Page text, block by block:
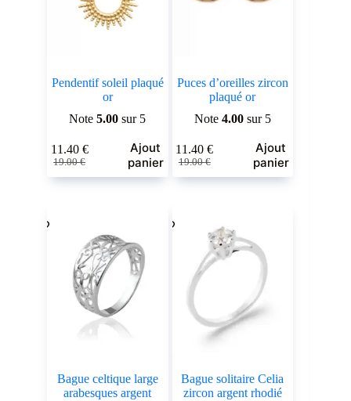
Pendentif soleil plaqué
or
Note5.00 sur 5
19.00€
Le
prix
11.40 €
Le
prix
Ajout
panier
Puces d’oreilles zircon
plaqué or
Note 4.00sur 5
19.00€
Le
prix
11.40€
Le
prix
Ajout
panier
Bague celtique large
arabesques argent
Bague solitaire Celia
zircon argent rhodié